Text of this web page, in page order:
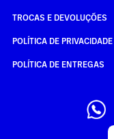
TROCAS E DEVOLUÇÕES
POLÍTICA DE PRIVACIDADE
POLÍTICA DE ENTREGAS